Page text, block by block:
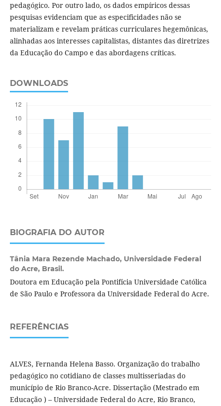
pedagógico. Por outro lado, os dados empíricos dessas
pesquisas evidenciam que as especificidades não se
materializam e revelam práticas curriculares hegemônicas,
alinhadas aos interesses capitalistas, distantes das diretrizes
da Educação do Campo e das abordagens críticas.
DOWNLOADS
BIOGRAFIA DO AUTOR
Tânia Mara Rezende Machado, Universidade Federal
do Acre, Brasil.
Doutora em Educação pela Pontifícia Universidade Católica
de São Paulo e Professora da Universidade Federal do Acre.
REFERÊNCIAS
ALVES, Fernanda Helena Basso. Organização do trabalho
pedagógico no cotidiano de classes multisseriadas do
município de Rio Branco-Acre. Dissertação (Mestrado em
Educação ) – Universidade Federal do Acre, Rio Branco,